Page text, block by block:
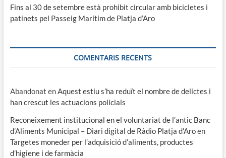
Fins al 30 de setembre està prohibit circular amb bicicletes i
patinets pel Passeig Marítim de Platja d’Aro
COMENTARIS RECENTS
Abandonat enAquest estiu s’ha reduït el nombre de delictes i
han crescut les actuacions policials
Reconeixement institucional en el voluntariat de l’antic Banc
d’Aliments Municipal – Diari digital de Ràdio Platja d'Aroen
Targetes moneder per l’adquisició d’aliments, productes
d’higiene i de farmàcia